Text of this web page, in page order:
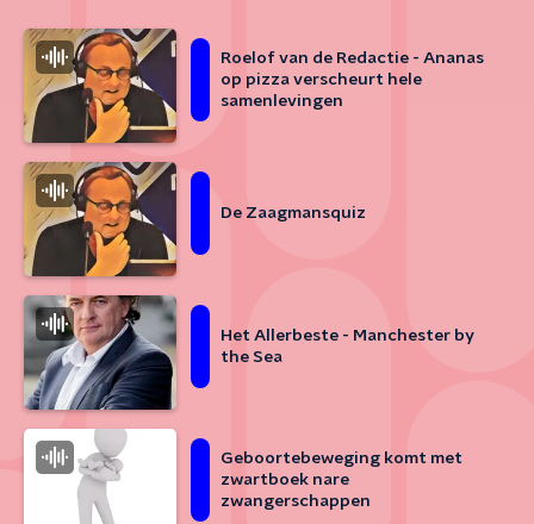
Roelof van de Redactie - Ananas
op pizza verscheurt hele
samenlevingen
De Zaagmansquiz
Het Allerbeste - Manchester by
the Sea
Geboortebeweging komt met
zwartboek nare
zwangerschappen